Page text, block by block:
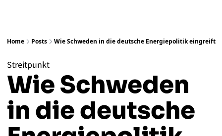
Home Posts Wie Schweden in die deutsche Energiepolitik eingreift
Streitpunkt
Wie Schweden
in die deutsche